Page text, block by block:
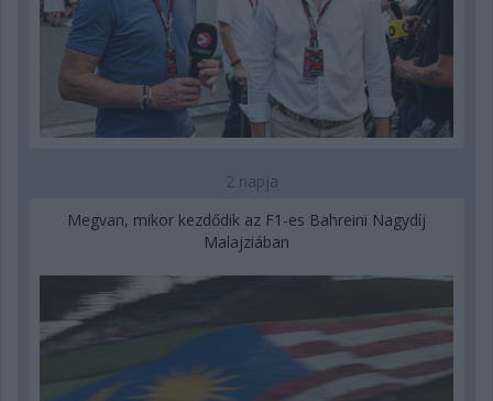
2 napja
Megvan, mikor kezdődik az F1-es Bahreini Nagydíj
Malajziában